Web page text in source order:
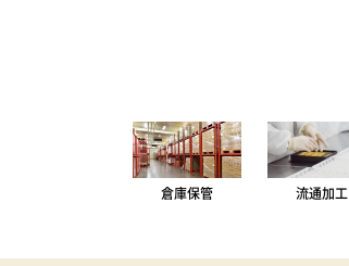
倉庫保管 流通加工